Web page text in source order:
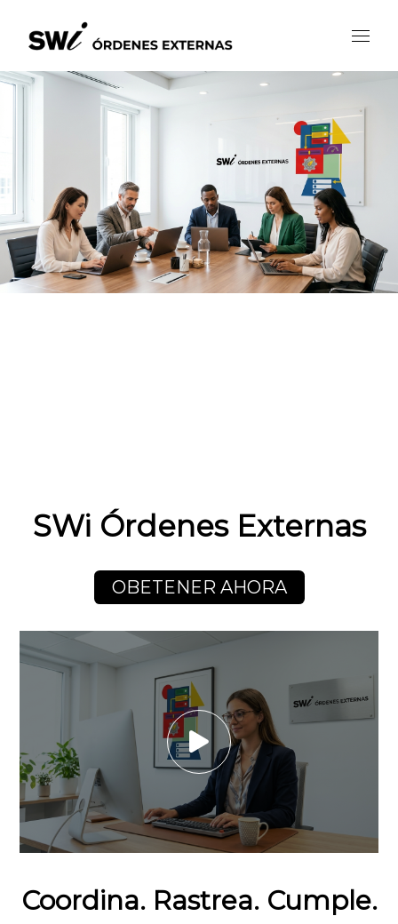
SWi Órdenes Externas
OBETENER AHORA
Coordina. Rastrea. Cumple.